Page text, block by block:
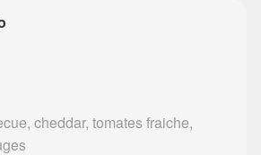
cheddar, tomates fraiche,